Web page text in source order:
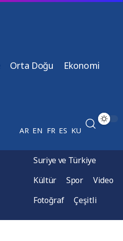
Orta Doğu Ekonomi
AR EN FR ES KU
Suriye ve Türkiye
Kültür
Spor
Video
Fotoğraf
Çeşitli